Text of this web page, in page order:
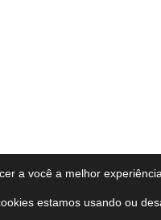
a você a melhor
estamos usando ou